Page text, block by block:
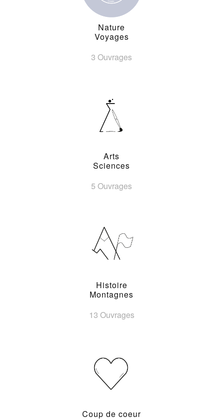
Nature
Voyages
3 Ouvrages
Arts
Sciences
5 Ouvrages
Histoire
Montagnes
13 Ouvrages
Coup de coeur